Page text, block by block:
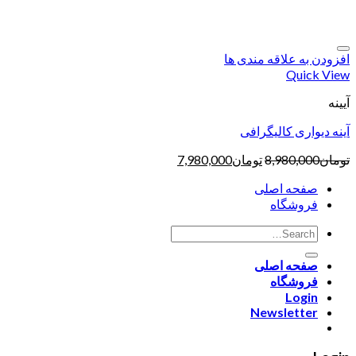
افزودن به علاقه مندی ها
Quick View
آیینه
آینه دیواری کالیگرافی
تومان8,980,000تومان7,980,000
صفحه اصلی
فروشگاه
صفحه اصلی
فروشگاه
Login
Newsletter